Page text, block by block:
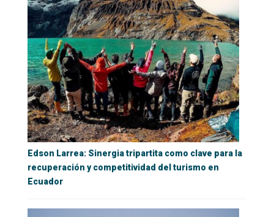
Edson Larrea: Sinergia tripartita como clave para la
recuperación y competitividad del turismo en
Ecuador